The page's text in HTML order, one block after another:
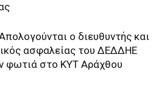
ο διευθυντής και
ασφαλείας του ΔΕΔΔΗΕ
φωτιά στο ΚΥΤ Αράχθου